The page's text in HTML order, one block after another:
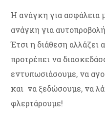
Η ανάγκη για ασφάλεια
ανάγκη για
Έτσι η διάθεση
προτρέπει να
εντυπωσιάσουμε, να
και να ξεδώσουμε, να
φλερτάρουμε!